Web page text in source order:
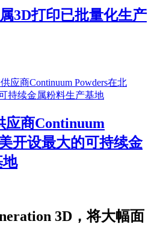
3D打印已批量化生产
应商Continuum
开设最大的可持续金
地
3D，将大幅面